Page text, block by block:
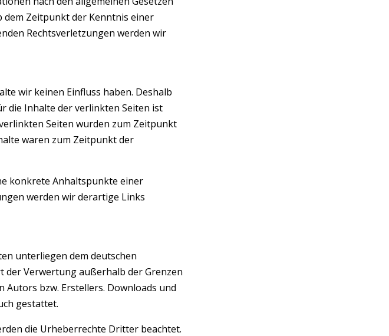
Zeitpunkt der Kenntnis einer
Rechtsverletzungen werden wir
wir keinen Einfluss haben. Deshalb
die Inhalte der verlinkten Seiten ist
Seiten wurden zum Zeitpunkt
waren zum Zeitpunkt der
konkrete Anhaltspunkte einer
werden wir derartige Links
unterliegen dem deutschen
Verwertung außerhalb der Grenzen
bzw. Erstellers. Downloads und
gestattet.
die Urheberrechte Dritter beachtet.